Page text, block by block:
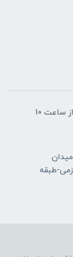
ساعات کاری فروشگاه _ شنبه تا چهارشنبه از ساعت 10
میدان
طبقه